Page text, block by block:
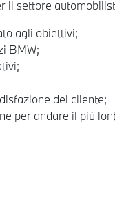
il settore
agli obiettivi;
BMW;
del cliente;
per andare il più